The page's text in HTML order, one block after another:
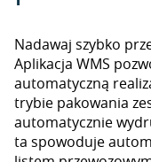
Nadawaj szybko
Aplikacja WMS
automatyczną
trybie pakowania
automatycznie
ta spowoduje